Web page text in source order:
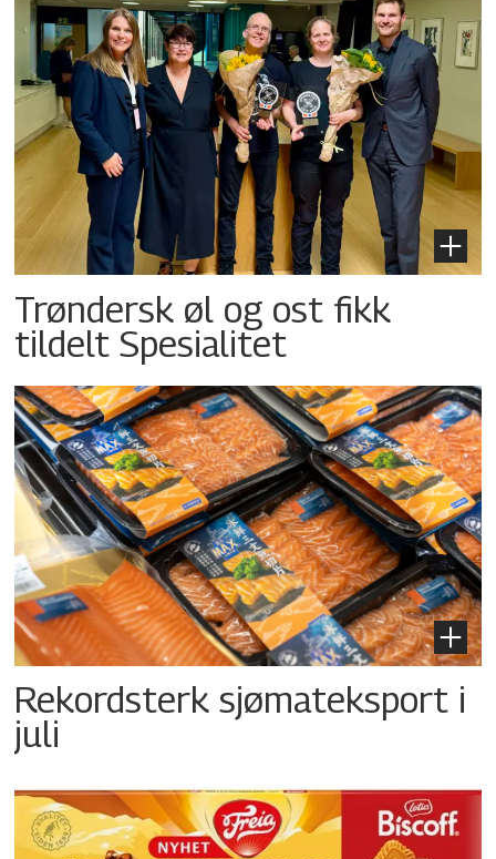
Trøndersk øl og ost fikk
tildelt Spesialitet
Rekordsterk sjømateksport i
juli